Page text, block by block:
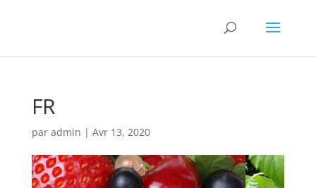
FR
par admin | Avr 13, 2020